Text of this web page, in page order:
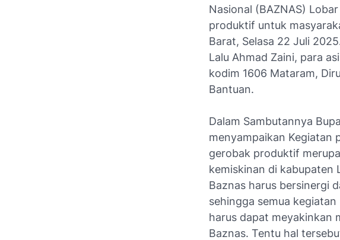
Nasional (BAZNAS)
produktif untuk
Barat, Selasa 22 Juli
Lalu Ahmad Zaini, para
kodim 1606 Mataram,
Bantuan.
Dalam Sambutannya
menyampaikan Kegiatan
gerobak produktif
kemiskinan di kabupaten
Baznas harus bersinergi
sehingga semua
harus dapat meyakinkan
Baznas. Tentu hal